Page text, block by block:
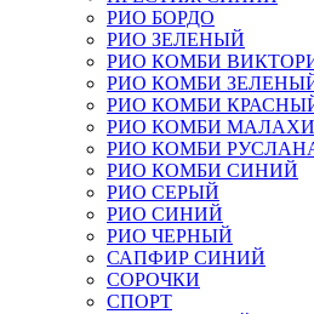
РИО БОРДО
РИО ЗЕЛЕНЫЙ
РИО КОМБИ
РИО КОМБИ
РИО КОМБИ
РИО КОМБИ
РИО КОМБИ
РИО КОМБИ СИНИЙ
РИО СЕРЫЙ
РИО СИНИЙ
РИО ЧЕРНЫЙ
САПФИР СИНИЙ
СОРОЧКИ
СПОРТ